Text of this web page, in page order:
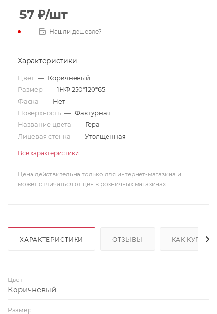
57 ₽/шт
Нашли дешевле?
Характеристики
Цвет — Коричневый
Размер — 1НФ 250*120*65
Фаска — Нет
Поверхность — Фактурная
Название цвета — Гера
Лицевая стенка — Утолщенная
Все характеристики
Цена действительна только для интернет-магазина и
может отличаться от цен в розничных магазинах
ХАРАКТЕРИСТИКИ ОТЗЫВЫ КАК КУПИТЬ
Цвет
Коричневый
Размер